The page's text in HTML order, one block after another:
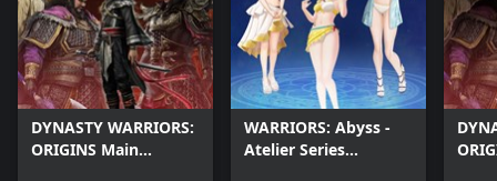
DYNASTY WARRIORS:
ORIGINS Main
WARRIORS: Abyss -
Atelier Series